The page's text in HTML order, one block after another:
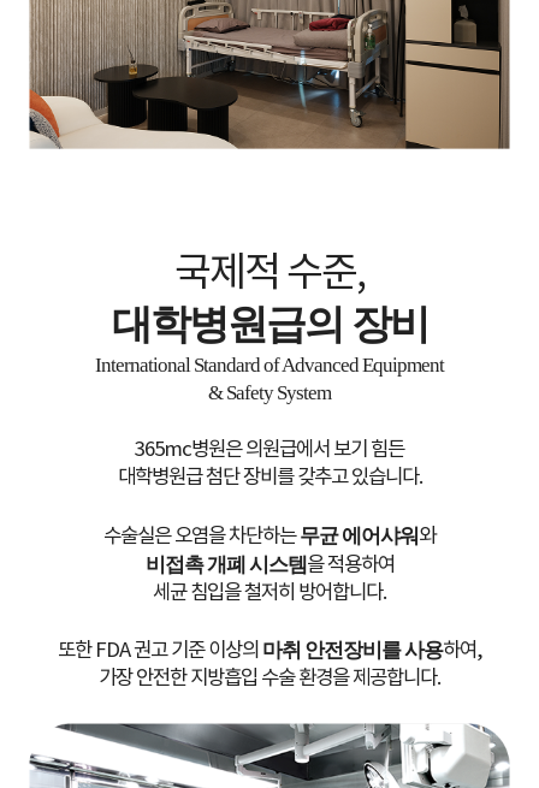
국제적 수준,
대학병원급의 장비
International Standard of Advanced Equipment
& Safety System
365mc병원은 의원급에서 보기 힘든
대학병원급 첨단 장비를 갖추고 있습니다.
수술실은 오염을 차단하는무균 에어샤워 와
비접촉 개폐 시스템을 적용하여
세균 침입을 철저히 방어합니다.
또한 FDA 권고 기준 이상의 마취 안전장비를 사용하여,
가장 안전한 지방흡입 수술 환경을 제공합니다.